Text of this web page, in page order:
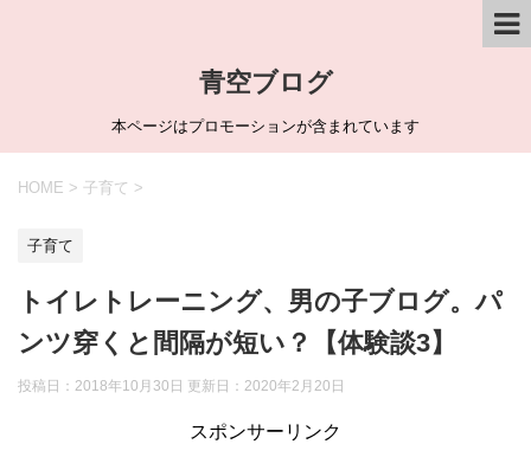
青空ブログ
本ページはプロモーションが含まれています
HOME > 子育て >
子育て
トイレトレーニング、男の子ブログ。パ
ンツ穿くと間隔が短い？【体験談3】
投稿日：2018年10月30日 更新日： 2020年2月20日
スポンサーリンク